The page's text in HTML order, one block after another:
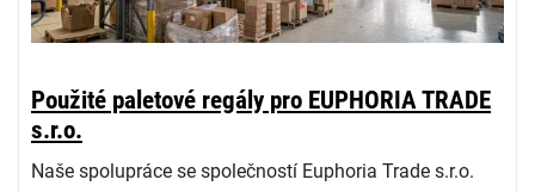
Použité paletové regály pro EUPHORIA TRADE
s.r.o.
Naše spolupráce se společností Euphoria Trade s.r.o.